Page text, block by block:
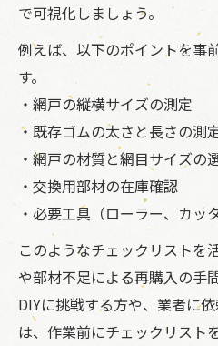
で可視化しましょう。
例えば、以下のポイントを事
す。
・網戸の縦横サイズの測定
・既存ゴムの太さと長さの測
・網戸の材質と網目サイズの
・交換用部材の在庫確認
・必要工具（ローラー、カッ
このようなチェックリストを
や部材不足による再購入の手
DIYに挑戦する方や、業者に
は、作業前にチェックリスト